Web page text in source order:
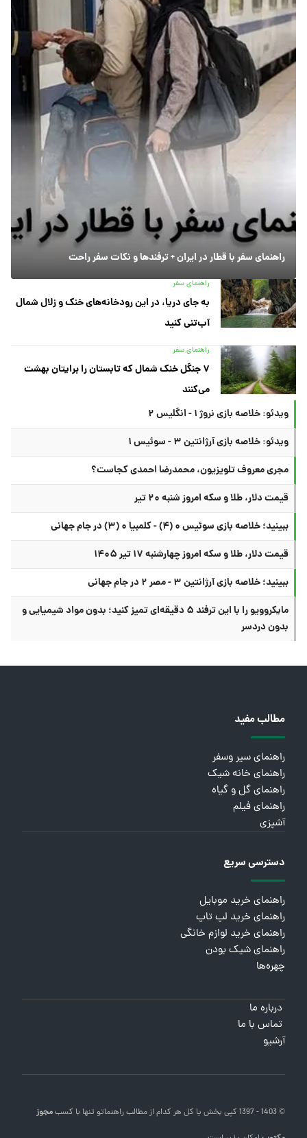
راهنمای سفر با قطار در ایران + ترفندها و نکات سفر راحت
راهنمای سفر
به جای دریا، در این رودخانه‌های خنک و زلال شمال
آب‌تنی کنید
راهنمای سفر
۷ جنگل خنک شمال که تابستان را برایتان بهشت
می‌کنند
ویدئو: خلاصه بازی نروژ ۱ - انگلیس ۲
ویدئو: خلاصه بازی آرژانتین ۳ - سوئیس ۱
مجری معروف تلویزیون، محمدرضا احمدی کجاست؟
قیمت دلار، طلا و سکه امروز شنبه ۲۰ تیر
ببینید؛ خلاصه بازی سوئیس ۰ (۴) - کلمبیا ۰ (۳) در جام جهانی
قیمت دلار، طلا و سکه امروز چهارشنبه ۱۷ تیر ۱۴۰۵
ببینید؛ خلاصه بازی آرژانتین ۳ - مصر ۲ در جام جهانی
مایکروویو را با این ترفند ۵ دقیقه‌ای تمیز کنید؛ بدون مواد شیمیایی و
بدون دردسر
مطالب مفید
راهنمای سیر وسفر
راهنمای خانه شیک
راهنمای گل و گیاه
راهنمای فیلم
آشپزی
دسترسی سریع
راهنمای خرید موبایل
راهنمای خرید لپ تاپ
راهنمای خرید لوازم خانگی
راهنمای شیک بودن
چهره‌ها
درباره ما
تماس با ما
آرشیو
© 1403 - 1397 کپی بخش یا کل هر کدام از مطالب راهنماتو تنها با کسبمجوز